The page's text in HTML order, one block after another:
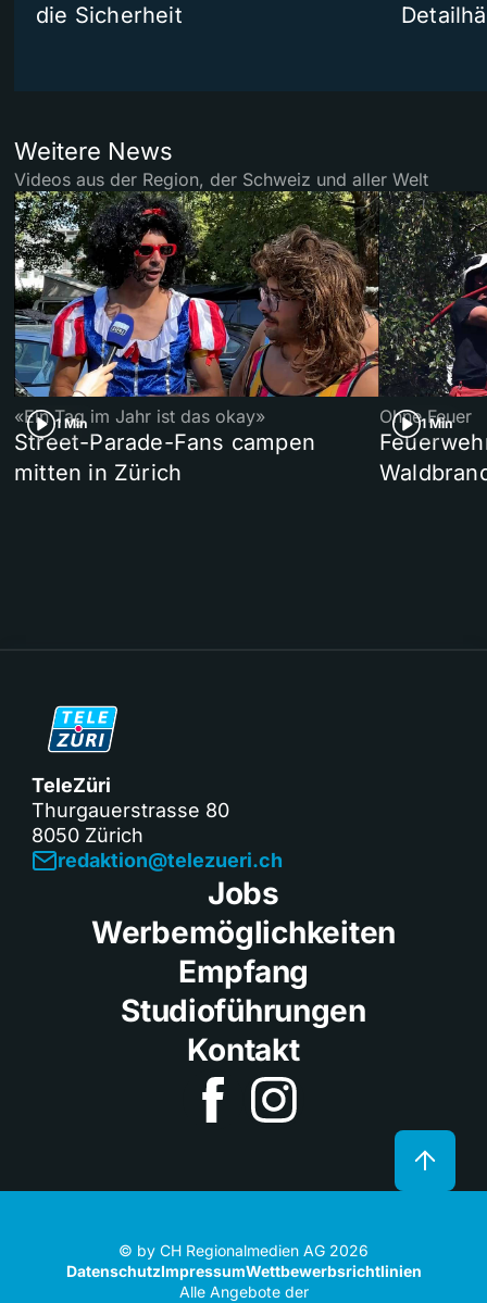
die Sicherheit
Weitere News
Videos aus der Region, der Schweiz und aller Welt
1 Min
«Ein Tag im Jahr ist das okay»
Street-Parade-Fans campen
mitten in Zürich
1 Min
Ohne Feuer
TeleZüri
Thurgauerstrasse 80
8050 Zürich
redaktion@telezueri.ch
Jobs
Werbemöglichkeiten
Empfang
Studioführungen
Kontakt
© by CH Regionalmedien AG 2026
DatenschutzImpressumWettbewerbsrichtlinien
Alle Angebote der